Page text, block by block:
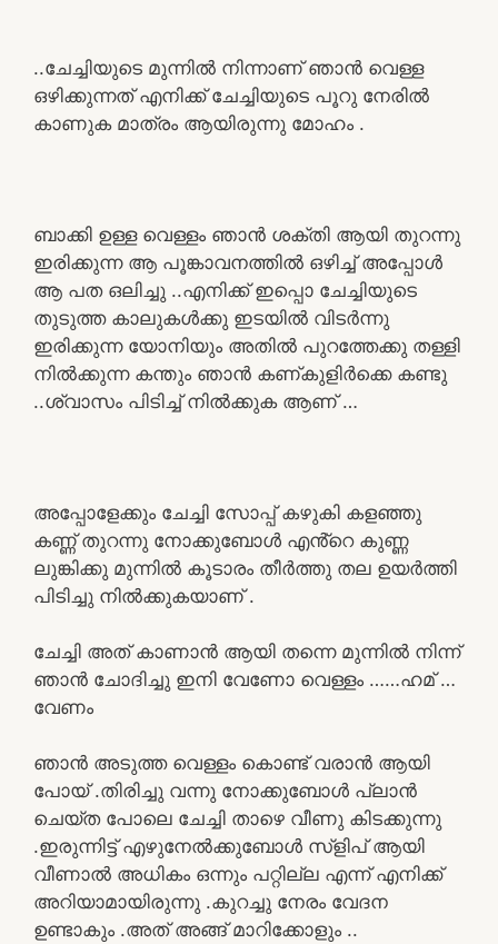
..ചേച്ചിയുടെ മുന്നിൽ നിന്നാണ് ഞാൻ വെള്ള
ഒഴിക്കുന്നത് എനിക്ക് ചേച്ചിയുടെ പൂറു നേരിൽ
കാണുക മാത്രം ആയിരുന്നു മോഹം .
ബാക്കി ഉള്ള വെള്ളം ഞാൻ ശക്തി ആയി തുറന്നു
ഇരിക്കുന്ന ആ പൂങ്കാവനത്തിൽ ഒഴിച്ച് അപ്പോൾ
ആ പത ഒലിച്ചു ..എനിക്ക് ഇപ്പൊ ചേച്ചിയുടെ
തുടുത്ത കാലുകൾക്കു ഇടയിൽ വിടർന്നു
ഇരിക്കുന്ന യോനിയും അതിൽ പുറത്തേക്കു തള്ളി
നിൽക്കുന്ന കന്തും ഞാൻ കണ്കുളിർക്കെ കണ്ടു
..ശ്വാസം പിടിച്ച് നിൽക്കുക ആണ് …
അപ്പോളേക്കും ചേച്ചി സോപ്പ് കഴുകി കളഞ്ഞു
കണ്ണ് തുറന്നു നോക്കുബോൾ എൻ്റെ കുണ്ണ
ലുങ്കിക്കു മുന്നിൽ കൂടാരം തീർത്തു തല ഉയർത്തി
പിടിച്ചു നിൽക്കുകയാണ് .
ചേച്ചി അത് കാണാൻ ആയി തന്നെ മുന്നിൽ നിന്ന്
ഞാൻ ചോദിച്ചു ഇനി വേണോ വെള്ളം ……ഹമ് …
വേണം
ഞാൻ അടുത്ത വെള്ളം കൊണ്ട് വരാൻ ആയി
പോയ്‌ .തിരിച്ചു വന്നു നോക്കുബോൾ പ്ലാൻ
ചെയ്ത പോലെ ചേച്ചി താഴെ വീണു കിടക്കുന്നു
.ഇരുന്നിട്ട് എഴുനേൽക്കുബോൾ സ്ളിപ് ആയി
വീണാൽ അധികം ഒന്നും പറ്റില്ല എന്ന് എനിക്ക്
അറിയാമായിരുന്നു .കുറച്ചു നേരം വേദന
ഉണ്ടാകും .അത് അങ്ങ് മാറിക്കോളും ..